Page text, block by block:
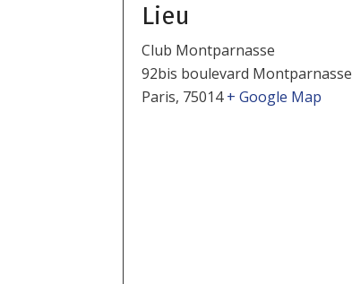
Lieu
Club Montparnasse
92bis boulevard Montparnasse
Paris, 75014 + Google Map